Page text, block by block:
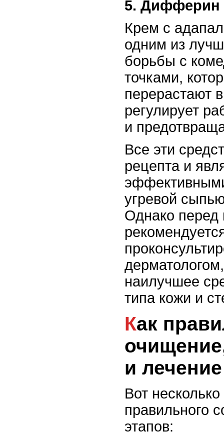
5. Дифферин
Крем с
одним из
борьбы с
точками,
перерастают
регулирует
и
Все эти
рецепта и
угревой
Однако перед
наилучшее
типа кожи и
Как правильно сочетать
и лечение
Вот
правильного
этапов: